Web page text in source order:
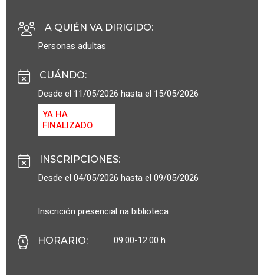
A QUIÉN VA DIRIGIDO:
Personas adultas
CUÁNDO:
Desde el 11/05/2026 hasta el 15/05/2026
YA HA
FINALIZADO
INSCRIPCIONES:
Desde el 04/05/2026 hasta el 09/05/2026
Inscrición presencial na biblioteca
HORARIO: 09.00-12.00 h